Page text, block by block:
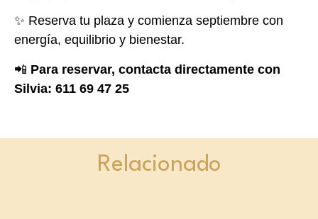
✨ Reserva tu plaza y comienza septiembre con
energía, equilibrio y bienestar.
📲 Para reservar, contacta directamente con
Silvia: 611 69 47 25
Relacionado